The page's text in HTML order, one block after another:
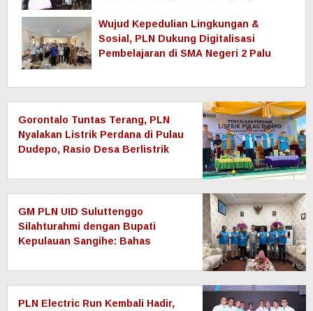
Wujud Kepedulian Lingkungan &
Sosial, PLN Dukung Digitalisasi
Pembelajaran di SMA Negeri 2 Palu
Gorontalo Tuntas Terang, PLN
Nyalakan Listrik Perdana di Pulau
Dudepo, Rasio Desa Berlistrik
Persen
GM PLN UID Suluttenggo
Silahturahmi dengan Bupati
Kepulauan Sangihe: Bahas
hingga Pemulihan Pascabencana
Tamako
PLN Electric Run Kembali Hadir,